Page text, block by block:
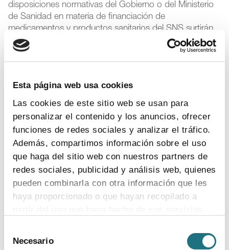
Esta página web usa cookies
Las cookies de este sitio web se usan para
personalizar el contenido y los anuncios, ofrecer
funciones de redes sociales y analizar el tráfico.
Además, compartimos información sobre el uso
que haga del sitio web con nuestros partners de
redes sociales, publicidad y análisis web, quienes
pueden combinarla con otra información que les
haya proporcionado o que hayan recopilado a
Para más información puede acceder a nuestra
Necesario
disposiciones normativas del Gobierno o del Ministerio
de Sanidad en materia de financiación de
medicamentos y productos sanitarios del SNS surtirán
efecto en todo el territorio español desde la fecha en
que resulten aplicables.
un marco legal claro a los distintos agentes del sistema
para garantizar la cohesión del SNS, la unidad del
mercado nacional y evitar la quiebra en la equidad en el
acceso a la prestación farmacéutica y sanitaria.
Buenas prácticas,Legislación,
Medicamentos
Correo Electrónico:
prensa@farmaindustria.es